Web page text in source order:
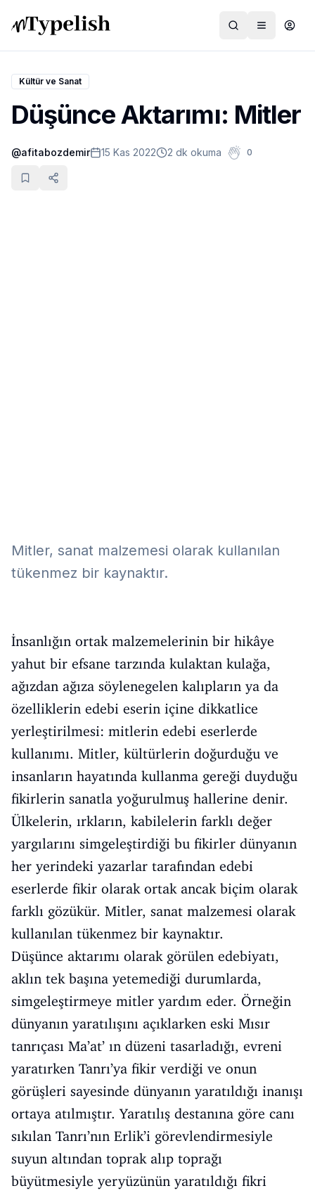
Dünya
Film ve Dizi
Kültür ve Sanat
Kültür ve Sanat
Düşünce Aktarımı: Mitler
@afitabozdemir 15 Kas 2022 2 dk okuma 0
Mitler, sanat malzemesi olarak kullanılan
tükenmez bir kaynaktır.
İnsanlığın ortak malzemelerinin bir hikâye
yahut bir efsane tarzında kulaktan kulağa,
ağızdan ağıza söylenegelen kalıpların ya da
özelliklerin edebi eserin içine dikkatlice
yerleştirilmesi: mitlerin edebi eserlerde
kullanımı. Mitler, kültürlerin doğurduğu ve
insanların hayatında kullanma gereği duyduğu
fikirlerin sanatla yoğurulmuş hallerine denir.
Ülkelerin, ırkların, kabilelerin farklı değer
yargılarını simgeleştirdiği bu fikirler dünyanın
her yerindeki yazarlar tarafından edebi
eserlerde fikir olarak ortak ancak biçim olarak
farklı gözükür. Mitler, sanat malzemesi olarak
kullanılan tükenmez bir kaynaktır.
Düşünce aktarımı olarak görülen edebiyatı,
aklın tek başına yetemediği durumlarda,
simgeleştirmeye mitler yardım eder. Örneğin
dünyanın yaratılışını açıklarken eski Mısır
tanrıçası Ma’at’ ın düzeni tasarladığı, evreni
yaratırken Tanrı’ya fikir verdiği ve onun
görüşleri sayesinde dünyanın yaratıldığı inanışı
ortaya atılmıştır. Yaratılış destanına göre canı
sıkılan Tanrı’nın Erlik’i görevlendirmesiyle
suyun altından toprak alıp toprağı
büyütmesiyle yeryüzünün yaratıldığı fikri